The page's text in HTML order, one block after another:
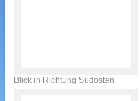
Blick in Richtung Südosten